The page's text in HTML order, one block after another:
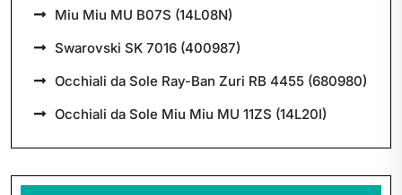
Miu Miu MU B07S (14L08N)
Swarovski SK 7016 (400987)
Occhiali da Sole Ray-Ban Zuri RB 4455 (680980)
Occhiali da Sole Miu Miu MU 11ZS (14L20I)